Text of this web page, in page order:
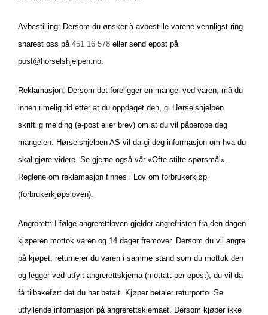
Avbestilling: Dersom du ønsker å avbestille varene vennligst ring
snarest oss på 451 16 578 eller send epost på
post@horselshjelpen.no.
Reklamasjon: Dersom det foreligger en mangel ved varen, må du
innen rimelig tid etter at du oppdaget den, gi Hørselshjelpen
skriftlig melding (e-post eller brev) om at du vil påberope deg
mangelen. Hørselshjelpen AS vil da gi deg informasjon om hva du
skal gjøre videre. Se gjerne også vår «Ofte stilte spørsmål».
Reglene om reklamasjon finnes i Lov om forbrukerkjøp
(forbrukerkjøpsloven).
Angrerett: I følge angrerettloven gjelder angrefristen fra den dagen
kjøperen mottok varen og 14 dager fremover. Dersom du vil angre
på kjøpet, returnerer du varen i samme stand som du mottok den
og legger ved utfylt angrerettskjema (mottatt per epost), du vil da
få tilbakeført det du har betalt. Kjøper betaler returporto. Se
utfyllende informasjon på angrerettskjemaet. Dersom kjøper ikke